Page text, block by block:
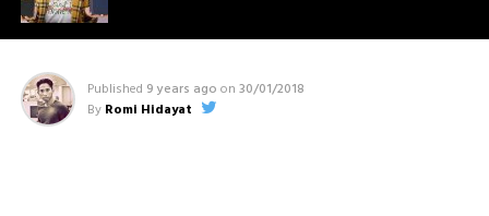
Published 9 years ago on 30/01/2018
By Romi Hidayat